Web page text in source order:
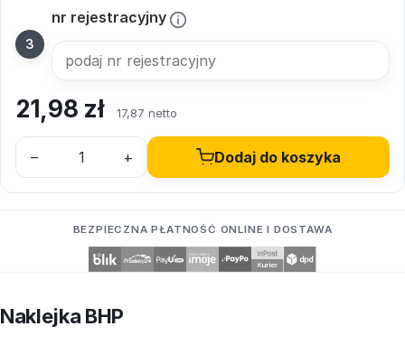
nr rejestracyjny
21,98 zł 17,87 netto
– + Dodaj do koszyka
BEZPIECZNA PŁATNOŚĆ ONLINE I DOSTAWA
Naklejka BHP